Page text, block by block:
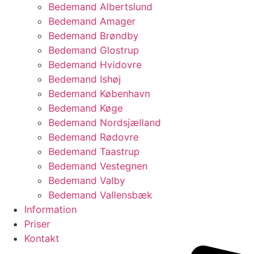
Bedemand Albertslund
Bedemand Amager
Bedemand Brøndby
Bedemand Glostrup
Bedemand Hvidovre
Bedemand Ishøj
Bedemand København
Bedemand Køge
Bedemand Nordsjælland
Bedemand Rødovre
Bedemand Taastrup
Bedemand Vestegnen
Bedemand Valby
Bedemand Vallensbæk
Information
Priser
Kontakt